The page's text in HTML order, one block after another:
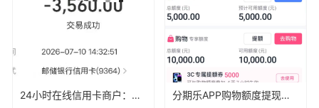
24小时在线信用卡商户：刷卡秒到账，轻松无忧 分期乐APP购物额度提现教程：让你轻松变现！